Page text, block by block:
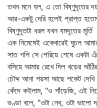
তখন মনে হল, এ তো বিষ্ণুদূতের
আর-একটু দেরি হলেই প্রাপ্ত
বিষ্ণুদূতটা ধরল যখন যমদূতের মূর্তি
এক নিমেষেই একেবারেই ঘুচল
সাত গলি সে পেরিয়ে শেষে একটা
বসিয়ে আমায় রেখে দিল খড়ের
চৌদ্দ আনা পয়সা আছে পকেট দেখি
কেঁদে কইলাম, "ও পাঁড়েজি, এই
গুণ্ডা বলে, "ওটা নেব, ওটা ভালো